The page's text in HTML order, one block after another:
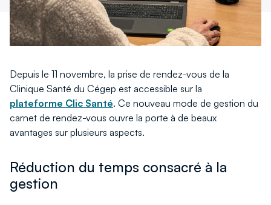
Depuis le 11 novembre, la prise de rendez-vous de la
Clinique Santé du Cégep est accessible sur la
plateforme Clic Santé. Ce nouveau mode de gestion du
carnet de rendez-vous ouvre la porte à de beaux
avantages sur plusieurs aspects.
Réduction du temps consacré à la
gestion